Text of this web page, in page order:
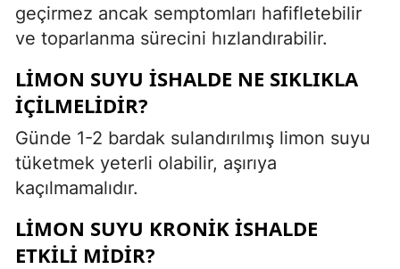
geçirmez ancak semptomları hafifletebilir
ve toparlanma sürecini hızlandırabilir.
LIMON SUYU ISHALDE NE SIKLIKLA
IÇILMELIDIR?
Günde 1-2 bardak sulandırılmış limon suyu
tüketmek yeterli olabilir, aşırıya
kaçılmamalıdır.
LIMON SUYU KRONIK ISHALDE
ETKILI MIDIR?